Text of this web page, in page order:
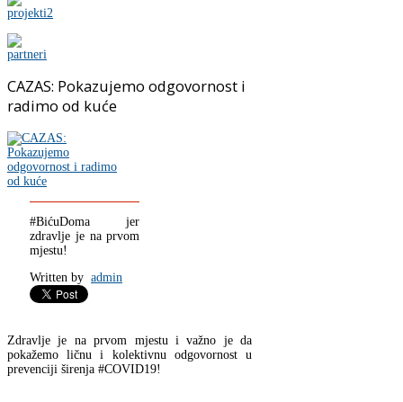
CAZAS: Pokazujemo odgovornost i
radimo od kuće
#BićuDoma jer
zdravlje je na prvom
mjestu!
Written by admin
Zdravlje je na prvom mjestu i važno je da
pokažemo ličnu i kolektivnu odgovornost u
prevenciji širenja #COVID19!